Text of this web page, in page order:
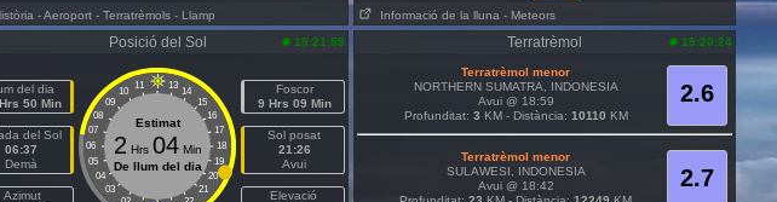
- Aeroport - Terratrèmols - Llamp
Informació de la lluna - Meteors
Posició del Sol 19:21:58
del dia
50 Min
del Sol
06:37
Demà
Azimut
11 13
10
14
09
15
08
16
07
17
06
18
05
19
04
20
03
21
Estimat
2 Hrs 04Min
De llum del dia
Foscor
9 Hrs 09 Min
Sol posat
21:26
Avui
Elevació
Terratrèmol 19:20:24
2.6
Terratrèmol menor
NORTHERN SUMATRA, INDONESIA
Avui @ 18:59
Profunditat: 3 KM - Distància: 10110 KM
2.7
Terratrèmol menor
SULAWESI, INDONESIA
Avui @ 18:42